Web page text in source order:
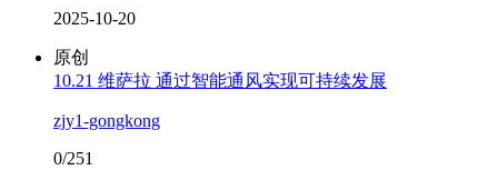
2025-10-20
原创
10.21 维萨拉 通过智能通风实现可持续发展
zjy1-gongkong
0/251